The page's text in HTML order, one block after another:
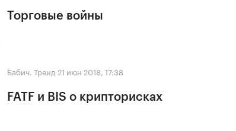
Торговые войны
Бабич. Тренд 21 июн 2018, 17:38
FATF и BIS о крипторисках